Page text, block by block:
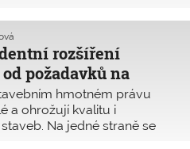
Komplikovaně se
v definici ostatních a
Stavby pro hromadné
dalších požadavků
zařazeny mezi vyhrazené
rozšíření
požadavků na
hmotném právu
a ohrožují kvalitu i
Na jedné straně se